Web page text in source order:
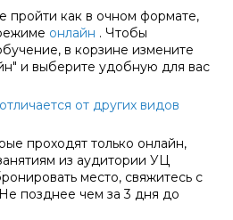
пройти как в очном формате,
онлайн . Чтобы
в корзине измените
и выберите удобную для вас
от других видов
проходят только онлайн,
из аудитории УЦ
место, свяжитесь с
позднее чем за 3 дня до